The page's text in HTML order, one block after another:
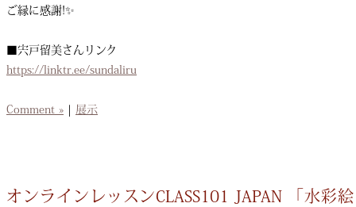
ご縁に感謝!✨
■宍戸留美さんリンク
https://linktr.ee/sundaliru
Comment » | 展示
オンラインレッスンCLASS101 JAPAN 「水彩絵